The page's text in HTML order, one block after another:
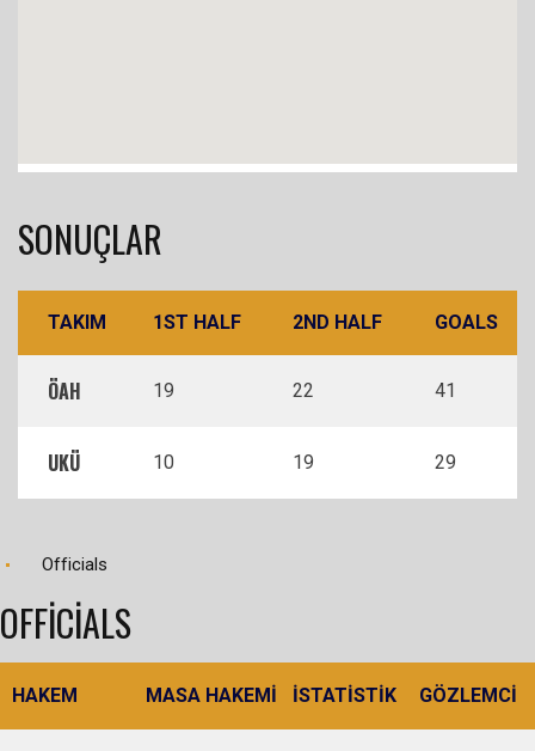
SONUÇLAR
TAKIM 1ST HALF 2ND HALF GOALS
ÖAH 19 22 41
UKÜ 10 19 29
Officials
OFFICIALS
HAKEM MASA HAKEMİ İSTATİSTİK GÖZLEMCİ